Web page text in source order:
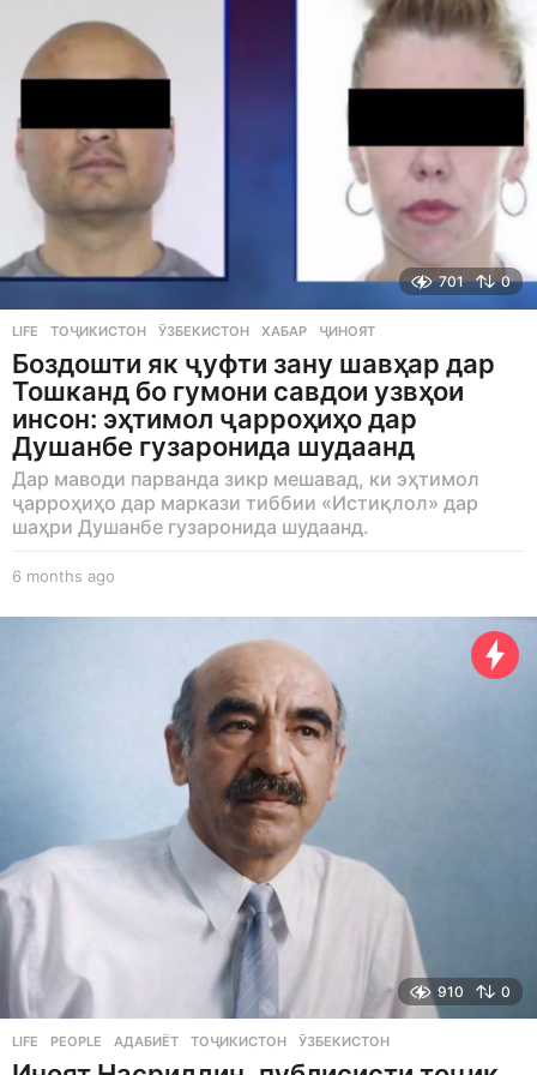
a
701 0
LIFE ТОҶИКИСТОН ,ӮЗБЕКИСТОН ,ХАБАР ,ҶИНОЯТ
Боздошти як ҷуфти зану шавҳар дар
Тошканд бо гумони савдои узвҳои
инсон: эҳтимол ҷарроҳиҳо дар
Душанбе гузаронида шудаанд
Дар маводи парванда зикр мешавад, ки эҳтимол
ҷарроҳиҳо дар маркази тиббии «Истиқлол» дар
шаҳри Душанбе гузаронида шудаанд.
6 months ago
o
910 0
LIFE ,PEOPLE АДАБИЁТ ,ТОҶИКИСТОН ,ӮЗБЕКИСТОН